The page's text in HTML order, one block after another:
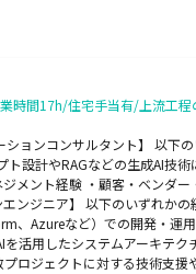
時間17h/住宅手当有/上流工
ョンコンサルタント】 以
設計やRAGなどの生成AI技
メント経験 ・顧客・ベンダ
ンジニア】 以下のいずれ
Azureなど）での開発・運
活用したシステムアーキテ
ロジェクトに対する技術支援